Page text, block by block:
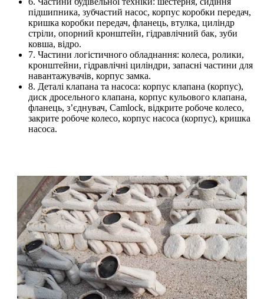
підшипника, зубчастий насос, корпус коробки передач,
кришка коробки передач, фланець, втулка, циліндр
стріли, опорний кронштейн, гідравлічний бак, зуби
ковша, відро.
7. Частини логістичного обладнання: колеса, ролики,
кронштейни, гідравлічні циліндри, запасні частини для
навантажувачів, корпус замка.
8. Деталі клапана та насоса: корпус клапана (корпус),
диск дросельного клапана, корпус кульового клапана,
фланець, з’єднувач, Camlock, відкрите робоче колесо,
закрите робоче колесо, корпус насоса (корпус), кришка
насоса.